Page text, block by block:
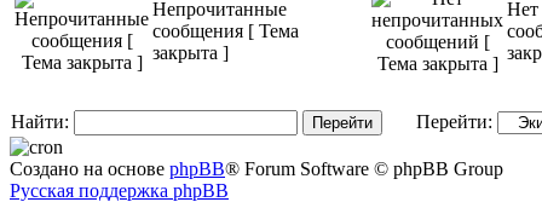
Непрочитанные
сообщения [ Тема
закрыта ]
Нет
Найти: Перейти:
Создано на основе phpBB® Forum Software © phpBB Group
Русская поддержка phpBB